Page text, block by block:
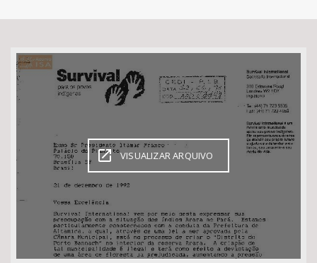
Bioma / Bacia
Tema
Área de Levantamento
Área Protegida
BUSCAR
VISUALIZAR ARQUIVO